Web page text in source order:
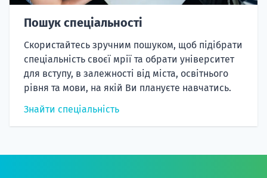
Пошук спеціальності
Скористайтесь зручним пошуком, щоб підібрати
спеціальність своєї мрії та обрати університет
для вступу, в залежності від міста, освітнього
рівня та мови, на якій Ви плануєте навчатись.
Знайти спеціальність